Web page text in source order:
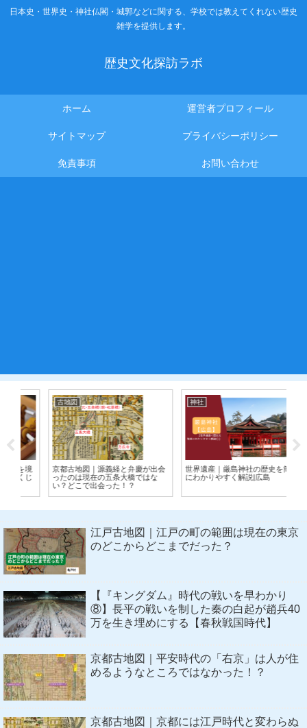
日本史・世界史・神社仏閣・城郭などに関する、学校では教えてくれない歴史
雑学を提供します。
歴史文化探訪ラボ
ホーム 運営者プロフィール
サイトマップ プライバシーポリシー
免責事項 お問い合わせ
古地図
京都古地図｜源義経と弁慶が出会
ったのは現在の五条大橋ではな
い？どこで出会った！？
世界遺産｜厳島神社の歴史を簡単
にわかりやすく解説|広島
江戸古地図｜江戸の町の範囲は現在の東京
のどこからどこまでだった？
【『キングダム』時代の戦いを早わかり
⑧】長平の戦いを制した秦の白起が趙兵40
万を生き埋めにする【春秋戦国時代】
京都古地図｜平安時代の「右京」は人が住
めるようなところではなかった！？
京都古地図｜京都には江戸時代と変わらぬ